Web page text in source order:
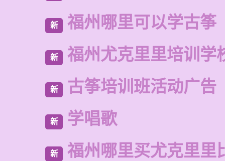
新 福州哪里可以学古筝
新 福州尤克里里培训学
新 古筝培训班活动广告
新 学唱歌
新 福州哪里买尤克里里